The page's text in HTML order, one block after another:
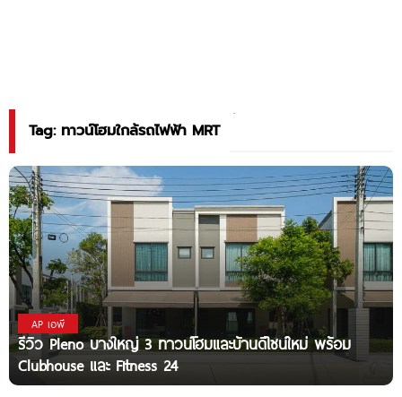
Tag: ทาวน์โฮมใกล้รถไฟฟ้า MRT
AP เอพี
รีวิว Pleno บางใหญ่ 3 ทาวน์โฮมและบ้านดีไซน์ใหม่ พร้อม
Clubhouse และ Fitness 24